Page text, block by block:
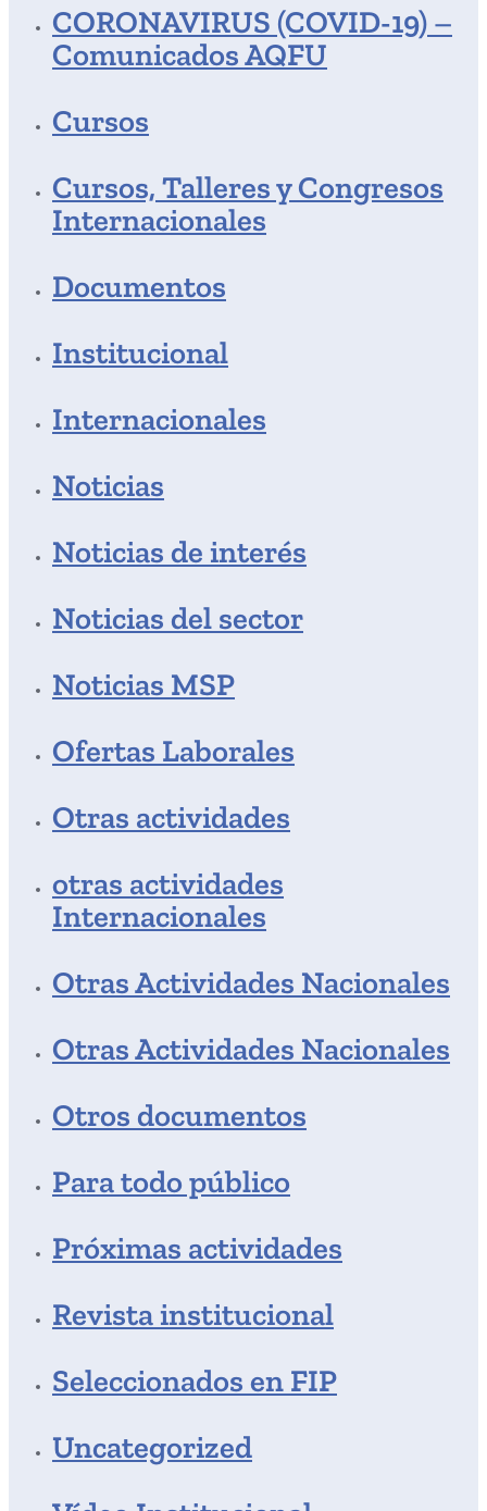
CORONAVIRUS (COVID-19) –
Comunicados AQFU
Cursos
Cursos, Talleres y Congresos
Internacionales
Documentos
Institucional
Internacionales
Noticias
Noticias de interés
Noticias del sector
Noticias MSP
Ofertas Laborales
Otras actividades
otras actividades
Internacionales
Otras Actividades Nacionales
Otras Actividades Nacionales
Otros documentos
Para todo público
Próximas actividades
Revista institucional
Seleccionados en FIP
Uncategorized